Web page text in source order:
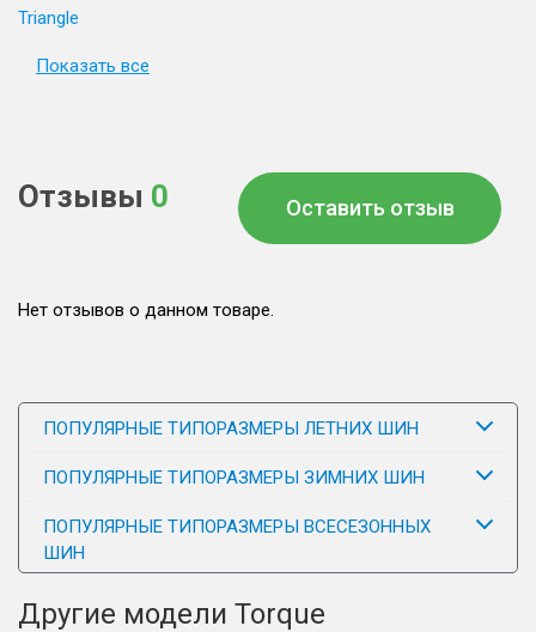
Triangle
Показать все
Отзывы 0 Оставить отзыв
Нет отзывов о данном товаре.
ПОПУЛЯРНЫЕ ТИПОРАЗМЕРЫ ЛЕТНИХ ШИН
ПОПУЛЯРНЫЕ ТИПОРАЗМЕРЫ ЗИМНИХ ШИН
ПОПУЛЯРНЫЕ ТИПОРАЗМЕРЫ ВСЕСЕЗОННЫХ
ШИН
Другие модели Torque